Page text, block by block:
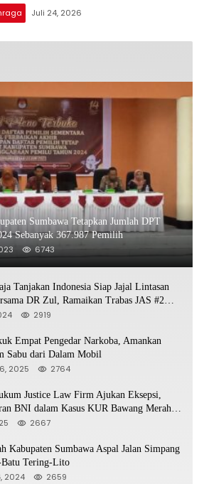
Juli 24, 2026
Sumbawa Tetapkan Jumlah DPT
Sebanyak 367.987 Pemilih
6743
Tanjakan Indonesia Siap Jajal Lintasan
DR Zul, Ramaikan Trabas JAS #2
2919
Empat Pengedar Narkoba, Amankan
Sabu dari Dalam Mobil
2025 2764
Justice Law Firm Ajukan Eksepsi,
BNI dalam Kasus KUR Bawang Merah
2667
Kabupaten Sumbawa Aspal Jalan Simpang
Batu Tering-Lito
2024 2659